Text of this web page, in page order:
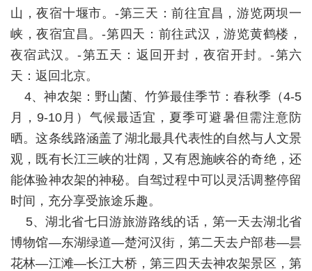
山，夜宿十堰市。-第三天：前往宜昌，游览两坝一
峡，夜宿宜昌。-第四天：前往武汉，游览黄鹤楼，
夜宿武汉。-第五天：返回开封，夜宿开封。-第六
天：返回北京。
4、神农架：野山菌、竹笋最佳季节：春秋季（4-5
月，9-10月）气候最适宜，夏季可避暑但需注意防
晒。这条线路涵盖了湖北最具代表性的自然与人文景
观，既有长江三峡的壮阔，又有恩施峡谷的奇绝，还
能体验神农架的神秘。自驾过程中可以灵活调整停留
时间，充分享受旅途乐趣。
5、湖北省七日游旅游路线的话，第一天去湖北省
博物馆—东湖绿道—楚河汉街，第二天去户部巷—昙
花林—江滩—长江大桥，第三四天去神农架景区，第